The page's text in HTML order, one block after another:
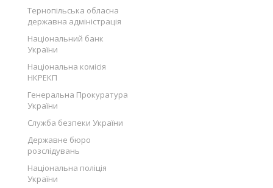
Тернопільська обласна
державна адміністрація
Національний банк
України
Національна комісія
НКРЕКП
Генеральна Прокуратура
України
Служба безпеки України
Державне бюро
розслідувань
Національна поліція
України